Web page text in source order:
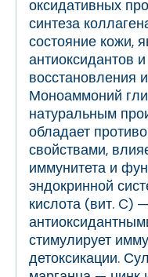
оксидативных
синтеза
состояние кожи,
антиоксидантов
восстановления
Моноаммоний
натуральным
обладает
свойствами,
иммунитета и
эндокринной
кислота (вит. C)
стимулирует
детоксикации.